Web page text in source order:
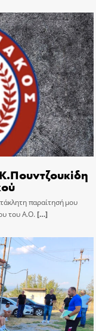
παραίτησή μου
του Α.Ο.[…]